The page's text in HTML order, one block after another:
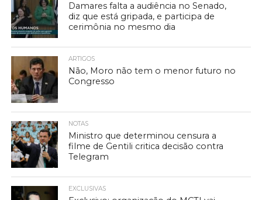
Damares falta a audiência no Senado,
diz que está gripada, e participa de
cerimônia no mesmo dia
ARTIGOS
Não, Moro não tem o menor futuro no
Congresso
NOTAS
Ministro que determinou censura a
filme de Gentili critica decisão contra
Telegram
EXCLUSIVAS